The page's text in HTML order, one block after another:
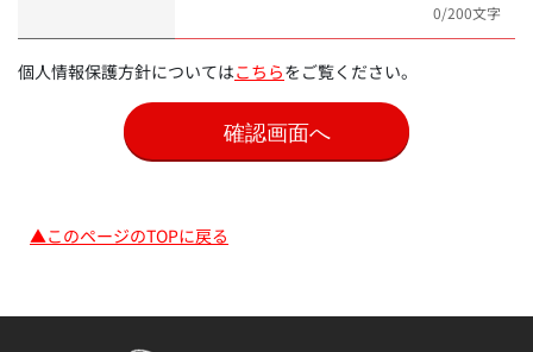
0/200文字
個人情報保護方針についてはこちらをご覧ください。
▲このページのTOPに戻る